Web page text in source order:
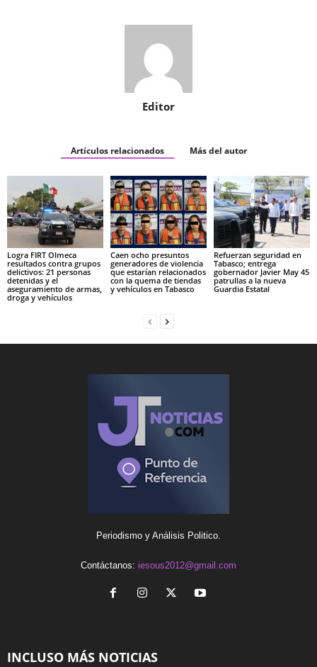
Editor
Artículos relacionados Más del autor
Logra FIRT Olmeca
resultados contra grupos
delictivos: 21 personas
detenidas y el
aseguramiento de armas,
droga y vehículos
Caen ocho presuntos
generadores de violencia
que estarían relacionados
con la quema de tiendas
y vehículos en Tabasco
Refuerzan seguridad en
Tabasco; entrega
gobernador Javier May 45
patrullas a la nueva
Guardia Estatal
Periodismo y Análisis Politico.
Contáctanos: iesous2012@gmail.com
INCLUSO MÁS NOTICIAS